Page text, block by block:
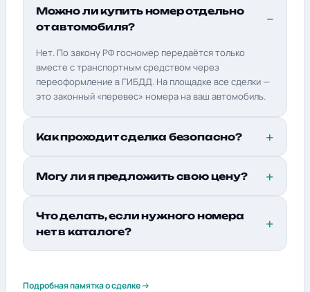
Можно ли купить номер отдельно
от автомобиля?
Нет. По закону РФ госномер передаётся только
вместе с транспортным средством через
переоформление в ГИБДД. На площадке все сделки —
это законный «перевес» номера на ваш автомобиль.
Как проходит сделка безопасно?
Могу ли я предложить свою цену?
Что делать, если нужного номера
нет в каталоге?
Подробная памятка о сделке